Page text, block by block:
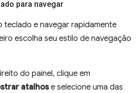
para navegar
teclado e navegar rapidamente
escolha seu estilo de navegação
do painel, clique em
atalhose selecione uma das